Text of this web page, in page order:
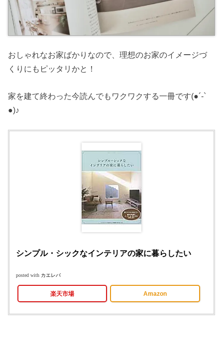
おしゃれなお家ばかりなので、理想のお家のイメージづ
くりにもピッタリかと！
家を建て終わった今読んでもワクワクする一冊です(●︎´-`
●︎)♪
シンプル・シックなインテリアの家に暮らしたい
posted with カエレバ
楽天市場 Amazon